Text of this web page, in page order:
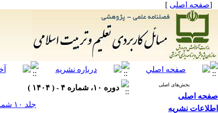
[صفحه اصلی ]
بخش‌های اصلی
صفحه اصلی
اطلاعات نشریه
دوره ۱۰، شماره ۴ - ( ۱۴۰۴ )
جلد ۱۰ شماره ۴ صفحات ۶۲-۳۹